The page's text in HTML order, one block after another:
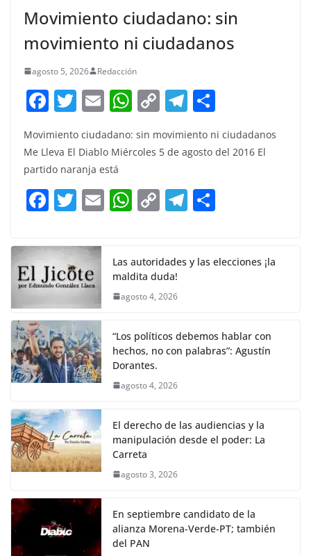
Movimiento ciudadano: sin
movimiento ni ciudadanos
agosto 5, 2026 Redacción
F
a
c
e
b
o
k
T
w
itt
er
E
m
ai
l
W
h
at
A
p
C
p
Li
n
T
e
gr
a
m
h
ar
Movimiento ciudadano: sin movimiento ni ciudadanos
Me Lleva El Diablo Miércoles 5 de agosto del 2016 El
partido naranja está
F
c
e
b
o
o
k
T
itt
er
E W
s
A
p
C
y
Li
k
T
gr e
Las autoridades y las elecciones ¡la
maldita duda!
agosto 4, 2026
“Los políticos debemos hablar con
hechos, no con palabras”: Agustín
Dorantes.
agosto 4, 2026
El derecho de las audiencias y la
manipulación desde el poder: La
Carreta
agosto 3, 2026
En septiembre candidato de la
alianza Morena-Verde-PT; también
del PAN